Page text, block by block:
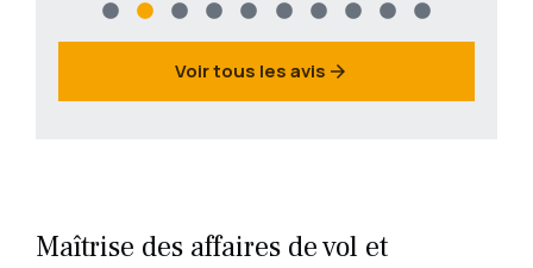
Voir tous les avis arrow_forward
Maîtrise des affaires de vol et